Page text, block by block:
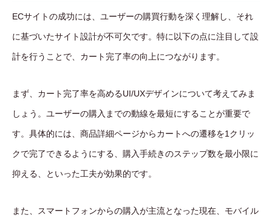
ECサイトの成功には、ユーザーの購買行動を深く理解し、それ
に基づいたサイト設計が不可欠です。特に以下の点に注目して設
計を行うことで、カート完了率の向上につながります。
まず、カート完了率を高めるUI/UXデザインについて考えてみま
しょう。ユーザーの購入までの動線を最短にすることが重要で
す。具体的には、商品詳細ページからカートへの遷移を1クリッ
クで完了できるようにする、購入手続きのステップ数を最小限に
抑える、といった工夫が効果的です。
また、スマートフォンからの購入が主流となった現在、モバイル